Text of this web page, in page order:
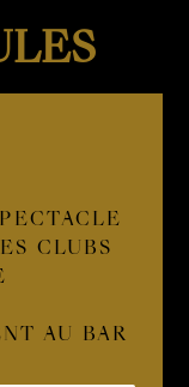
CLUBS
AU BAR